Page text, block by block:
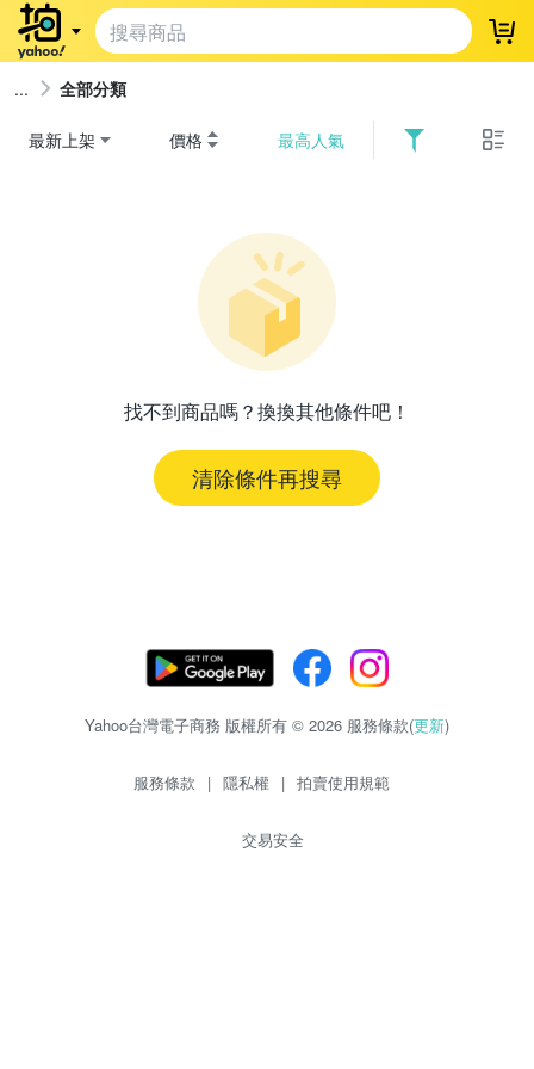
登
全部分類
最新上架 價格 最高人氣
找不到商品嗎？換換其他條件吧！
清除條件再搜尋
Yahoo台灣電子商務 版權所有 © 2026 服務條款(更新)
服務條款 | 隱私權 | 拍賣使用規範
交易安全